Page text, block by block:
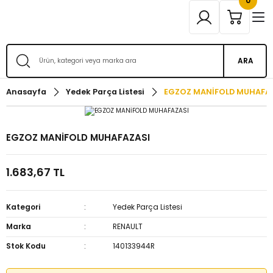
ARA
Anasayfa Yedek Parça Listesi EGZOZ MANİFOLD
EGZOZ MANİFOLD MUHAFAZASI
1.683,67 TL
Kategori
Yedek Parça Listesi
Marka
RENAULT
Stok Kodu
140133944R